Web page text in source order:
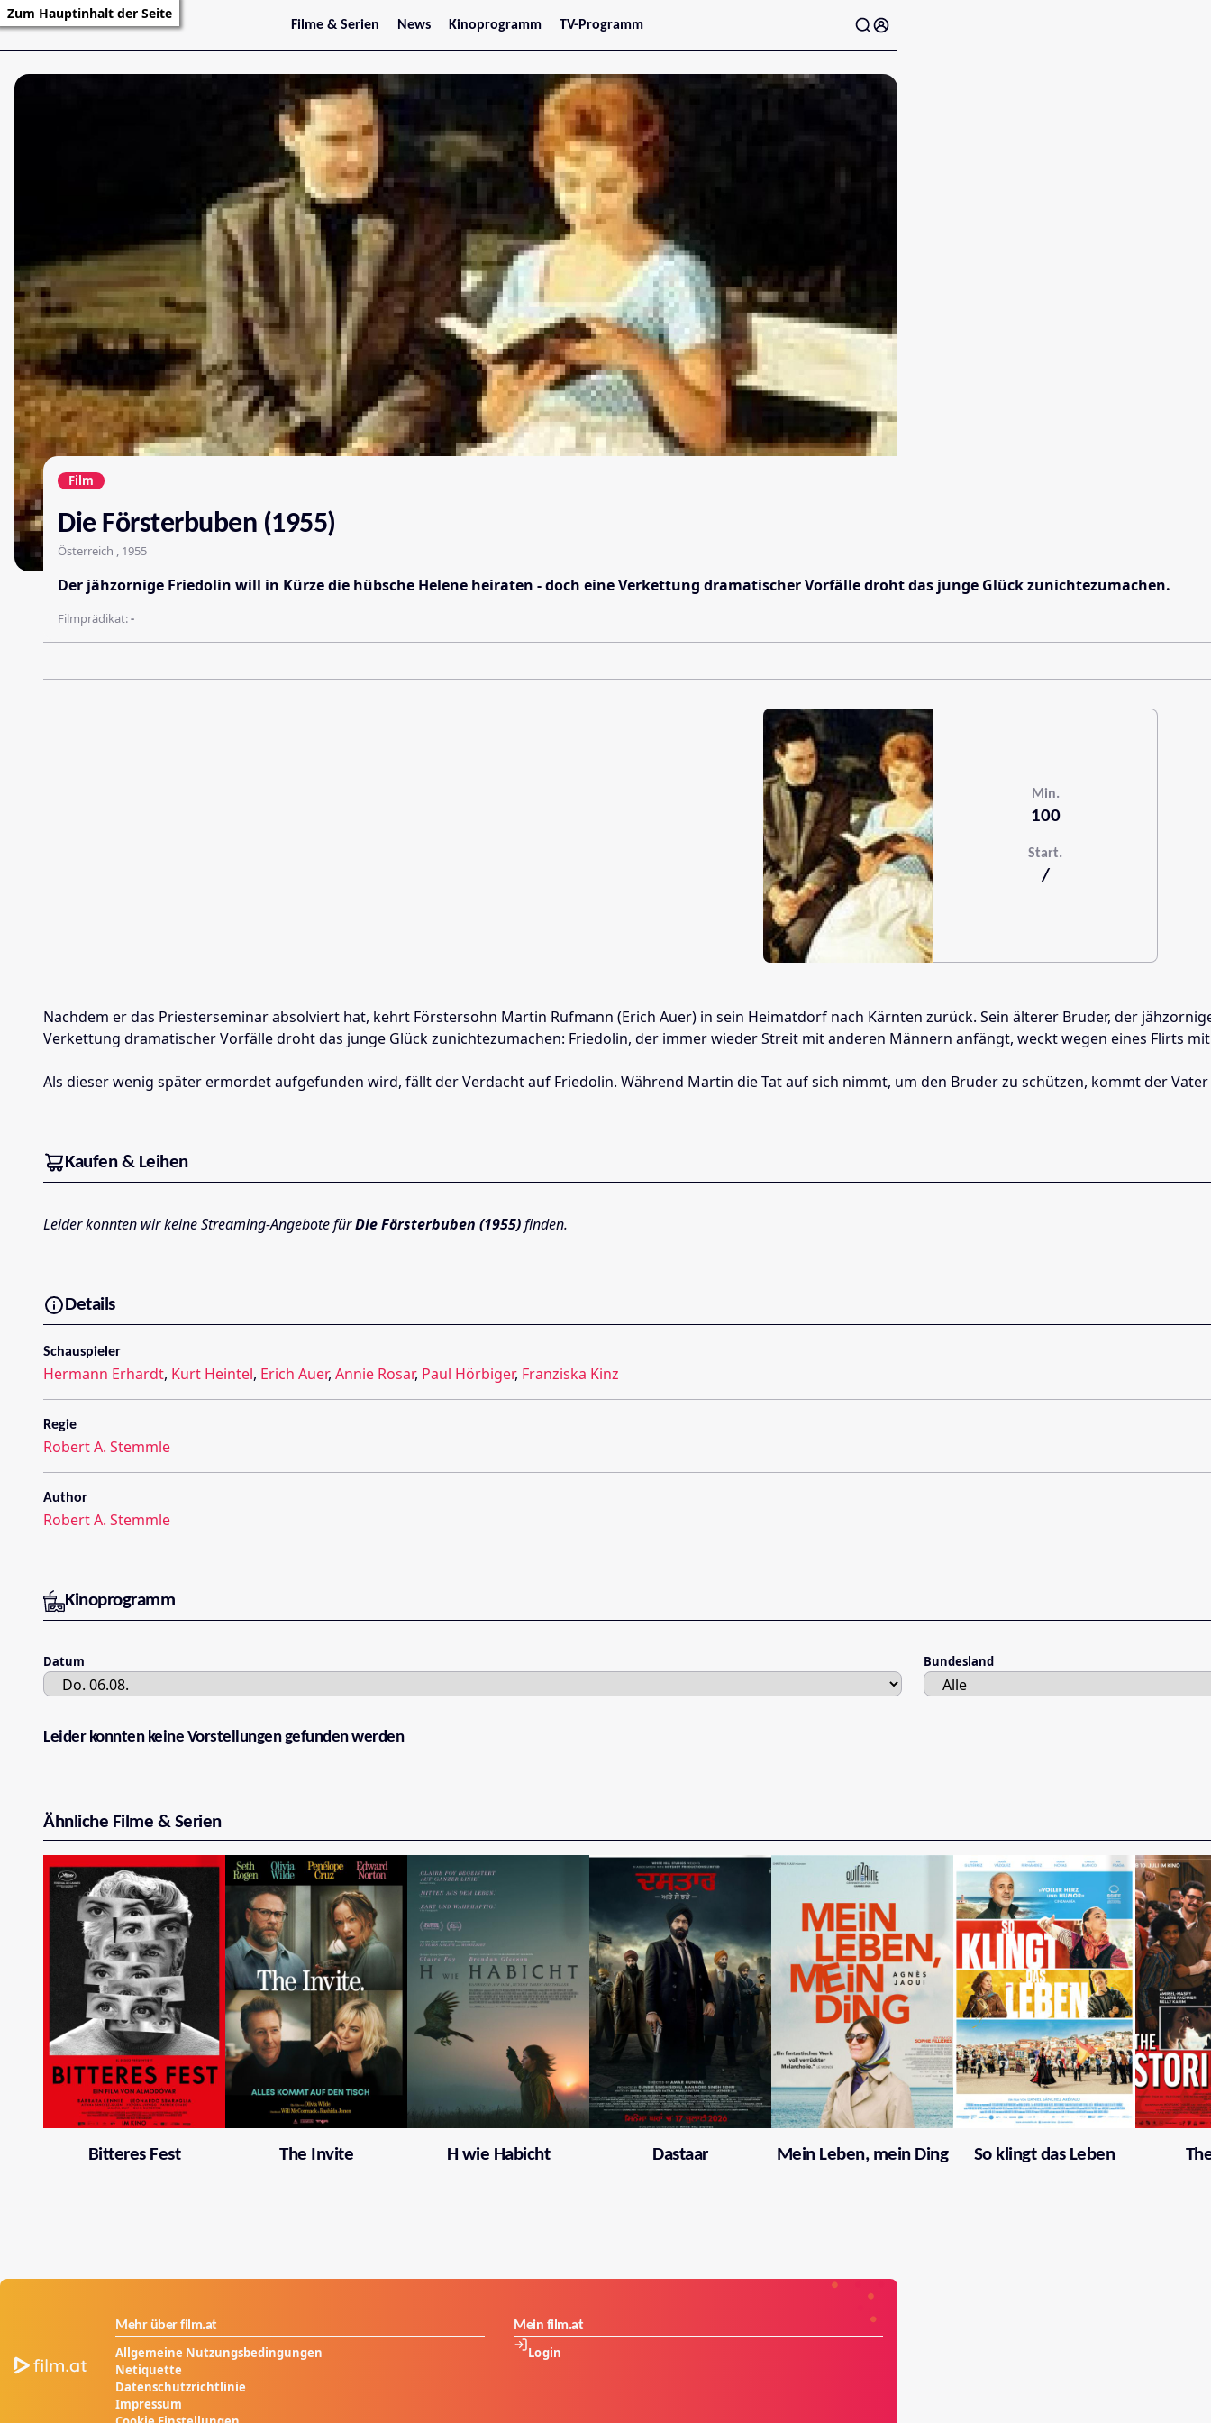
Zum Hauptinhalt der Seite
Filme & Serien
Trailer
Filmarchiv
Serienarchiv
News
Stars
Kinoprogramm
Jetzt im Kino
Niederösterreich
Steiermark
Burgenland
Kärnten
Vorarlberg
TV-Programm
Film
Die Försterbuben (1955)
Österreich , 1955
Der jähzornige Friedolin will in Kürze die hübsche Helene heiraten - doch eine Verkettung dramatischer Vorfälle droht das junge Glück zunichtezumachen.
Filmprädikat:-
Min.
100
Start.
/
Nachdem er das Priesterseminar absolviert hat, kehrt Förstersohn Martin Rufmann (Erich Auer) in sein Heimatdorf nach Kärnten zurück. Sein älterer Bruder, der
Verkettung dramatischer Vorfälle droht das junge Glück zunichtezumachen: Friedolin, der immer wieder Streit mit anderen Männern anfängt, weckt wegen eines Flirts
Als dieser wenig später ermordet aufgefunden wird, fällt der Verdacht auf Friedolin. Während Martin die Tat auf sich nimmt, um den Bruder zu schützen, kommt der
Kaufen & Leihen
Leider konnten wir keine Streaming-Angebote fürDie Försterbuben (1955)finden.
Details
Schauspieler
Hermann Erhardt, Kurt Heintel, Erich Auer, Annie Rosar, Paul Hörbiger, Franziska Kinz
Regie
Robert A. Stemmle
Author
Robert A. Stemmle
Kinoprogramm
Datum Bundesland
Leider konnten keine Vorstellungen gefunden werden
Ähnliche Filme & Serien
Bitteres Fest The Invite H wie Habicht Dastaar Mein Leben, mein Ding So klingt das Leben
Mehr über film.at
Allgemeine Nutzungsbedingungen
Netiquette
Datenschutzrichtlinie
Impressum
Mein film.at
Login